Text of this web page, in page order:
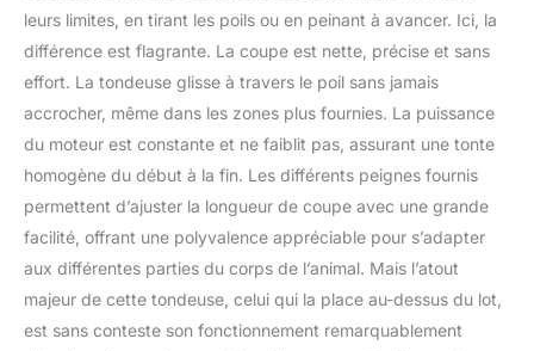
leurs limites, en tirant les poils ou en peinant à avancer. Ici, la
différence est flagrante. La coupe est nette, précise et sans
effort. La tondeuse glisse à travers le poil sans jamais
accrocher, même dans les zones plus fournies. La puissance
du moteur est constante et ne faiblit pas, assurant une tonte
homogène du début à la fin. Les différents peignes fournis
permettent d’ajuster la longueur de coupe avec une grande
facilité, offrant une polyvalence appréciable pour s’adapter
aux différentes parties du corps de l’animal. Mais l’atout
majeur de cette tondeuse, celui qui la place au-dessus du lot,
est sans conteste son fonctionnement remarquablement